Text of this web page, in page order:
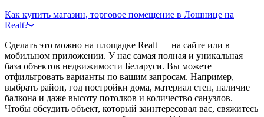
Как купить магазин, торговое помещение в Лошнице на
Realt?
Сделать это можно на площадке Realt — на сайте или в
мобильном приложении. У нас самая полная и уникальная
база объектов недвижимости Беларуси. Вы можете
отфильтровать варианты по вашим запросам. Например,
выбрать район, год постройки дома, материал стен, наличие
балкона и даже высоту потолков и количество санузлов.
Чтобы обсудить объект, который заинтересовал вас, свяжитесь